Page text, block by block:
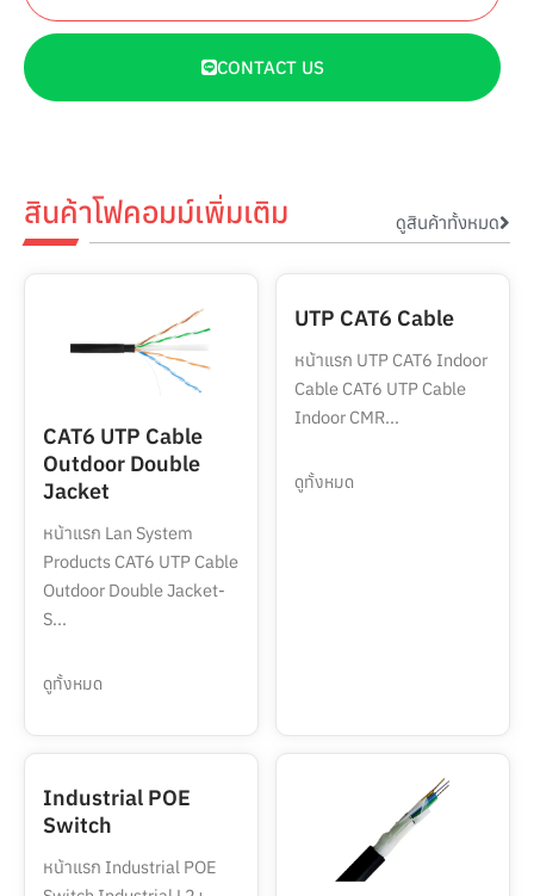
CONTACT US
สินค้าโฟคอมม์เพิ่มเติม ดูสินค้าทั้งหมด
CAT6 UTP Cable
Outdoor Double
Jacket
หน้าแรก Lan System
Products CAT6 UTP Cable
Outdoor Double Jacket-
S...
ดูทั้งหมด
UTP CAT6 Cable
หน้าแรก UTP CAT6 Indoor
Cable CAT6 UTP Cable
Indoor CMR...
ดูทั้งหมด
Industrial POE
Switch
หน้าแรก Industrial POE